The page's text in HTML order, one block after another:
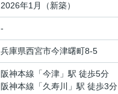
2026年1月（新築）
-
兵庫県西宮市今津曙町8-5
阪神本線 「今津 」駅 徒歩5分
阪神本線 「久寿川 」駅 徒歩3分